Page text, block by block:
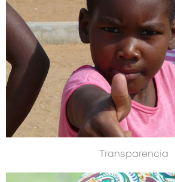
Transparencia